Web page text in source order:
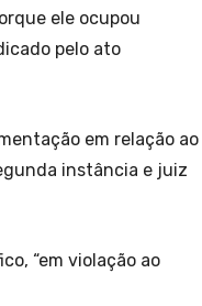
ele ocupou
pelo ato
em relação ao
instância e juiz
“em violação ao